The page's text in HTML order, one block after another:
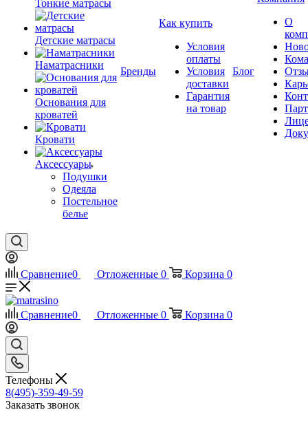
Тонкие матрасы
Детские матрасы
Наматрасники
Основания для
кроватей
Кровати
Аксессуары
Подушки
Одеяла
Постельное
белье
Бренды
Как купить
Условия
оплаты
Условия
доставки
Гарантия
на товар
Блог
О
Сравнение0 Отложенные 0 Корзина 0
Сравнение0 Отложенные 0 Корзина 0
Телефоны
8(495)-359-49-59
Заказать звонок